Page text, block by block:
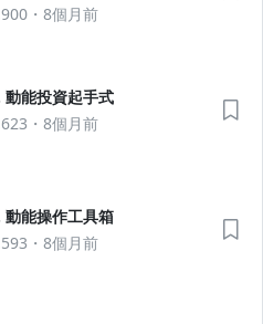
8個月前
動能投資起手式
8個月前
動能操作工具箱
8個月前